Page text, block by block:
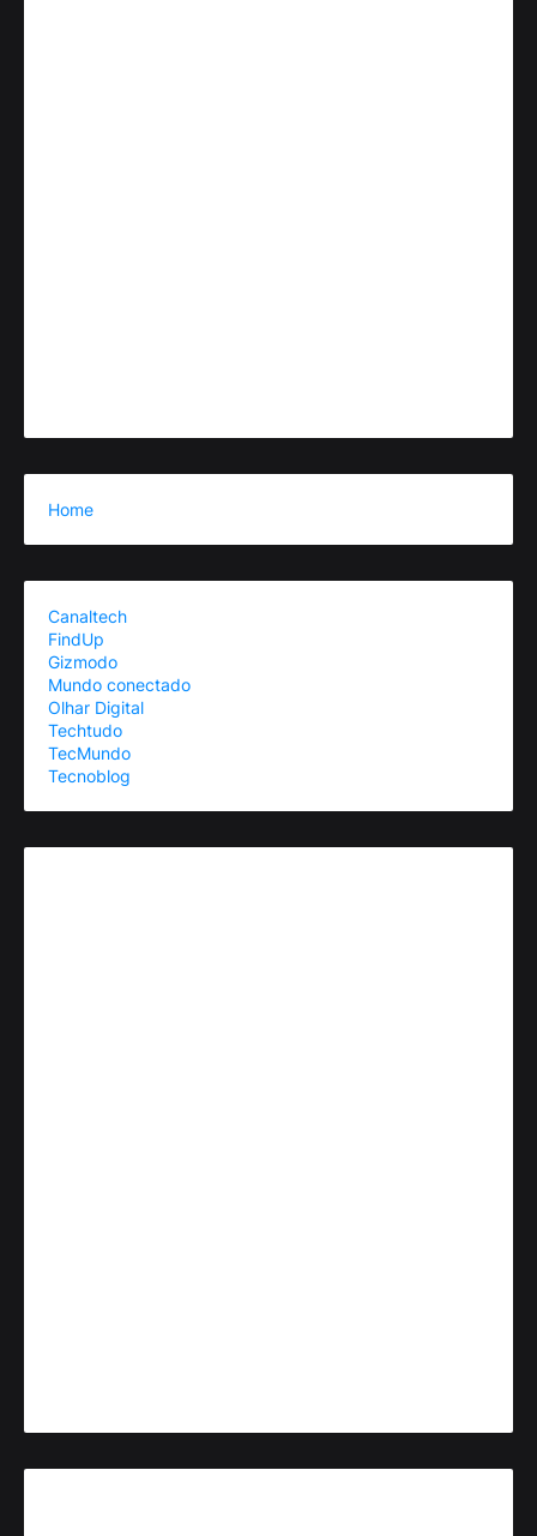
Home
Canaltech
FindUp
Gizmodo
Mundo conectado
Olhar Digital
Techtudo
TecMundo
Tecnoblog